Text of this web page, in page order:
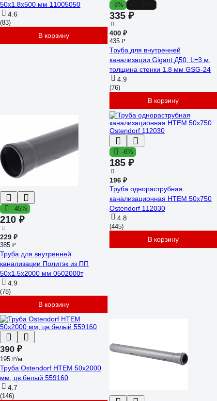
50х1.8х500 мм 11005050
4.6
(83)
В корзину
-8%
335 ₽
400 ₽
435 ₽
Труба для внутренней
канализации Gigant Д50, L=3 м,
толщина стенки 1.8 мм GSG-24
4.9
(76)
В корзину
-45%
210 ₽
229 ₽
385 ₽
Труба для внутренней
канализации Политэк из ПП
50х1.5х2000 мм 0502000т
4.9
(78)
В корзину
-6%
185 ₽
196 ₽
Труба однораструбная
канализационная HTEM 50х750
Ostendorf 112030
4.8
(445)
В корзину
390 ₽
195 ₽/м
Труба Ostendorf HTEM 50x2000
мм, цв.белый 559160
4.7
(146)